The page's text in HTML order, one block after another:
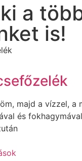
a
is!
majd a vízzel, a
és fokhagymával